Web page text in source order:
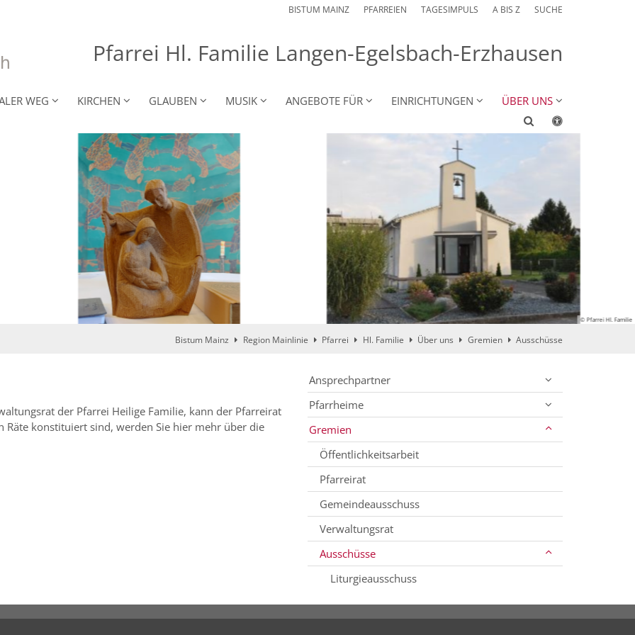
BISTUM MAINZ PFARREIEN TAGESIMPULS A BIS Z SUCHE
Pfarrei Hl. Familie Langen-Egelsbach-Erzhausen
WEG KIRCHEN GLAUBEN MUSIK ANGEBOTE FÜR EINRICHTUNGEN ÜBER UNS
© Pfarrei Hl. Familie
Bistum Mainz Region Mainlinie Pfarrei Hl. Familie Über uns Gremien Ausschüsse
der Pfarrei Heilige Familie, kann der Pfarreirat
Räte konstituiert sind, werden Sie hier mehr über die
Ansprechpartner
Pfarrheime
Gremien
Öffentlichkeitsarbeit
Pfarreirat
Gemeindeausschuss
Verwaltungsrat
Ausschüsse
Liturgieausschuss